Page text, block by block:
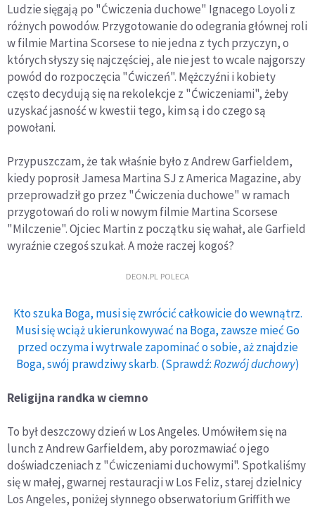
Ludzie sięgają po "Ćwiczenia duchowe" Ignacego Loyoli z
różnych powodów. Przygotowanie do odegrania głównej roli
w filmie Martina Scorsese to nie jedna z tych przyczyn, o
których słyszy się najczęściej, ale nie jest to wcale najgorszy
powód do rozpoczęcia "Ćwiczeń". Mężczyźni i kobiety
często decydują się na rekolekcje z "Ćwiczeniami", żeby
uzyskać jasność w kwestii tego, kim są i do czego są
powołani.
Przypuszczam, że tak właśnie było z Andrew Garfieldem,
kiedy poprosił Jamesa Martina SJ z America Magazine, aby
przeprowadził go przez "Ćwiczenia duchowe" w ramach
przygotowań do roli w nowym filmie Martina Scorsese
"Milczenie". Ojciec Martin z początku się wahał, ale Garfield
wyraźnie czegoś szukał. A może raczej kogoś?
DEON.PL POLECA
Kto szuka Boga, musi się zwrócić całkowicie do wewnątrz.
Musi się wciąż ukierunkowywać na Boga, zawsze mieć Go
przed oczyma i wytrwale zapominać o sobie, aż znajdzie
Boga, swój prawdziwy skarb. (Sprawdź:Rozwój duchowy)
Religijna randka w ciemno
To był deszczowy dzień w Los Angeles. Umówiłem się na
lunch z Andrew Garfieldem, aby porozmawiać o jego
doświadczeniach z "Ćwiczeniami duchowymi". Spotkaliśmy
się w małej, gwarnej restauracji w Los Feliz, starej dzielnicy
Los Angeles, poniżej słynnego obserwatorium Griffith we